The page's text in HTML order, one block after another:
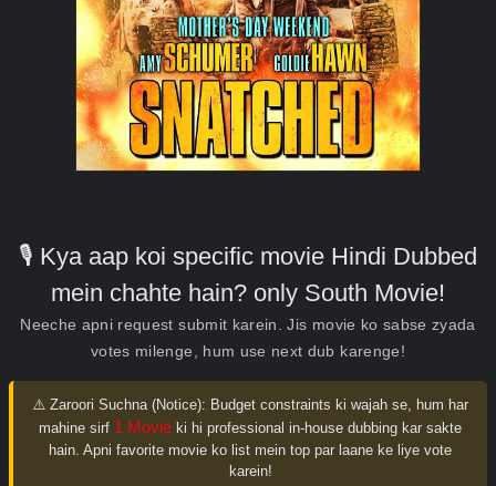
🎙️ Kya aap koi specific movie Hindi Dubbed
mein chahte hain? only South Movie!
Neeche apni request submit karein. Jis movie ko sabse zyada
votes milenge, hum use next dub karenge!
⚠️ Zaroori Suchna (Notice): Budget constraints ki wajah se, hum har
mahine sirf 1 Movie ki hi professional in-house dubbing kar sakte
hain. Apni favorite movie ko list mein top par laane ke liye vote
karein!